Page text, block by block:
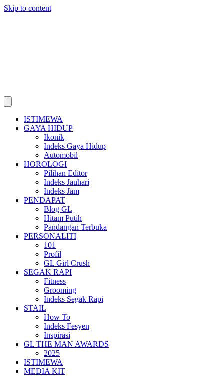
Skip to content
ISTIMEWA
GAYA HIDUP
Ikonik
Indeks Gaya Hidup
Automobil
HOROLOGI
Pilihan Editor
Indeks Jauhari
Indeks Jam
PENDAPAT
Blog GL
Hitam Putih
Pandangan Terbuka
PERSONALITI
101
Profil
GL Girl Crush
SEGAK RAPI
Fitness
Grooming
Indeks Segak Rapi
STAIL
How To
Indeks Fesyen
Inspirasi
GL THE MAN AWARDS
2025
ISTIMEWA
MEDIA KIT